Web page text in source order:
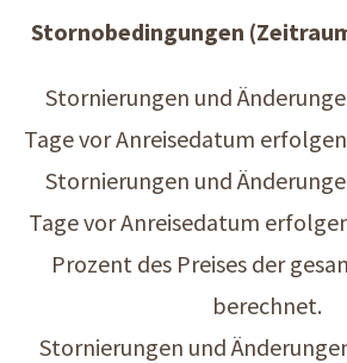
Stornobedingungen
Stornierungen und
Tage vor Anreisedatum
Stornierungen und
Tage vor Anreisedatum
Prozent des Preises der
berechnet.
Stornierungen und